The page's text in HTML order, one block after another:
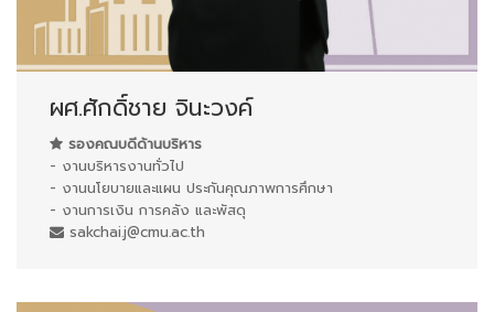
ผศ.ศักดิ์ชาย จินะวงค์
รองคณบดีด้านบริหาร
- งานบริหารงานทั่วไป
- งานนโยบายและแผน ประกันคุณภาพการศึกษา
- งานการเงิน การคลัง และพัสดุ
sakchai.j@cmu.ac.th